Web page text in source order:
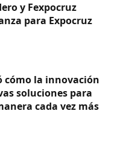
y Fexpocruz
para Expocruz
cómo la innovación
soluciones para
cada vez más